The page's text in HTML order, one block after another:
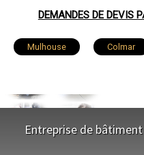
DEMANDES DE DEVIS
Mulhouse Colmar
Rixheim Riedisheim
Cernay
Entreprise de